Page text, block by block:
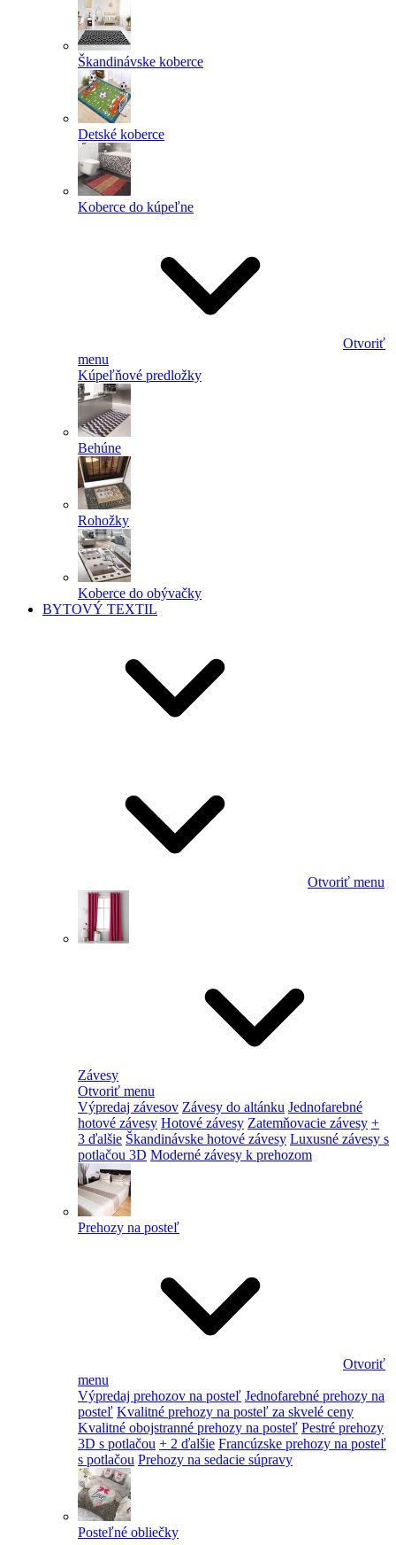
Škandinávske koberce
Detské koberce
Koberce do kúpeľne
Otvoriť
menu
Kúpeľňové predložky
Behúne
Rohožky
Koberce do obývačky
BYTOVÝ TEXTIL
Otvoriť menu
Závesy
Otvoriť menu
Výpredaj závesov Závesy do altánku Jednofarebné
hotové závesy Hotové závesy Zatemňovacie závesy +
3 ďalšie Škandinávske hotové závesy Luxusné závesy s
potlačou 3D Moderné závesy k prehozom
Prehozy na posteľ
Otvoriť
menu
Výpredaj prehozov na posteľ Jednofarebné prehozy na
posteľ Kvalitné prehozy na posteľ za skvelé ceny
Kvalitné obojstranné prehozy na posteľ Pestré prehozy
3D s potlačou + 2 ďalšie Francúzske prehozy na posteľ
s potlačou Prehozy na sedacie súpravy
Posteľné obliečky